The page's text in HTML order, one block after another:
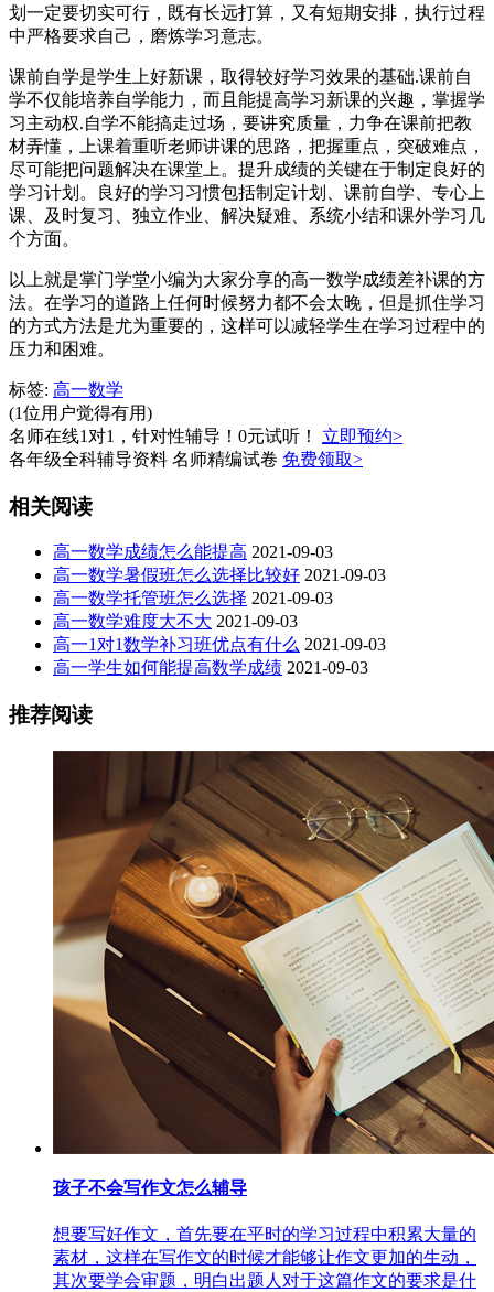
划一定要切实可行，既有长远打算，又有短期安排，执行过程
中严格要求自己，磨炼学习意志。
课前自学是学生上好新课，取得较好学习效果的基础.课前自
学不仅能培养自学能力，而且能提高学习新课的兴趣，掌握学
习主动权.自学不能搞走过场，要讲究质量，力争在课前把教
材弄懂，上课着重听老师讲课的思路，把握重点，突破难点，
尽可能把问题解决在课堂上。提升成绩的关键在于制定良好的
学习计划。良好的学习习惯包括制定计划、课前自学、专心上
课、及时复习、独立作业、解决疑难、系统小结和课外学习几
个方面。
以上就是掌门学堂小编为大家分享的高一数学成绩差补课的方
法。在学习的道路上任何时候努力都不会太晚，但是抓住学习
的方式方法是尤为重要的，这样可以减轻学生在学习过程中的
压力和困难。
标签: 高一数学
(1位用户觉得有用)
名师在线1对1，针对性辅导！0元试听！
立即预约>
各年级全科辅导资料 名师精编试卷 免费领取>
相关阅读
高一数学成绩怎么能提高 2021-09-03
高一数学暑假班怎么选择比较好 2021-09-03
高一数学托管班怎么选择 2021-09-03
高一数学难度大不大 2021-09-03
高一1对1数学补习班优点有什么 2021-09-03
高一学生如何能提高数学成绩 2021-09-03
推荐阅读
孩子不会写作文怎么辅导
想要写好作文，首先要在平时的学习过程中积累大量的
素材，这样在写作文的时候才能够让作文更加的生动，
其次要学会审题，明白出题人对于这篇作文的要求是什